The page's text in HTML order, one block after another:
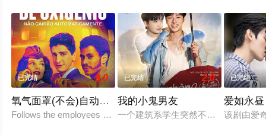
相关信息可移步至豆瓣电视剧、电视猫或剧情网等平台了
解。
已完结 9.0
氧气面罩(不会)自动落下
Follows the employees of airlines companies who have sig
已完结 2.0
我的小鬼男友
一个建筑系学生突然不得不与一个失
已完结
爱如永昼
该剧由爱